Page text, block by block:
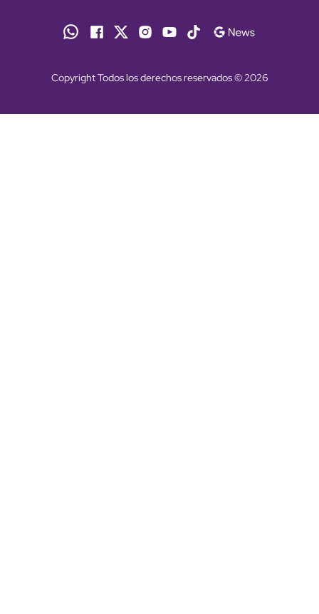
Copyright Todos los derechos reservados © 2026